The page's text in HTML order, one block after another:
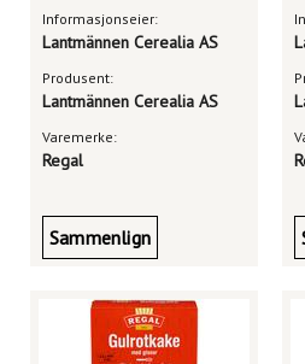
Informasjonseier:
Lantmännen Cerealia AS
Produsent:
Lantmännen Cerealia AS
Varemerke:
Regal
Sammenlign